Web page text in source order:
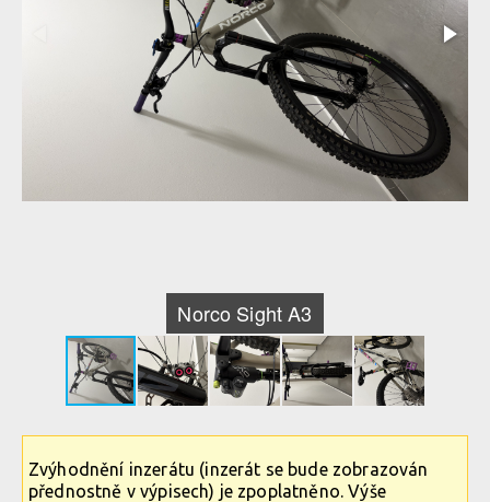
Norco Sight A3
Zvýhodnění inzerátu (inzerát se bude zobrazován
přednostně v výpisech) je zpoplatněno. Výše